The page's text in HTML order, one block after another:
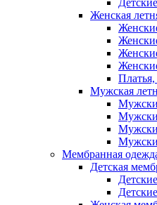
Женская
Мужская
Мембранная
Детская